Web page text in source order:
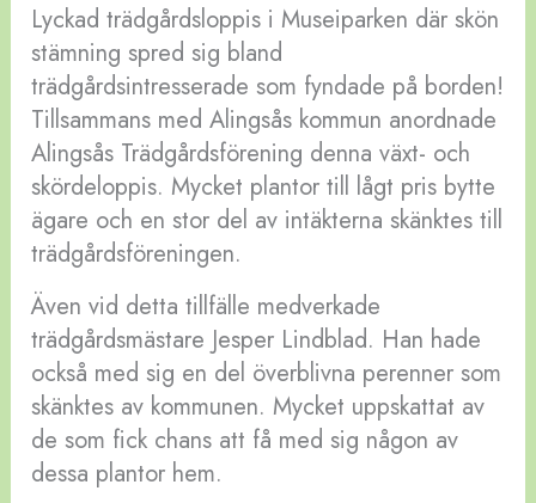
Lyckad trädgårdsloppis i Museiparken där skön
stämning spred sig bland
trädgårdsintresserade som fyndade på borden!
Tillsammans med Alingsås kommun anordnade
Alingsås Trädgårdsförening denna växt- och
skördeloppis. Mycket plantor till lågt pris bytte
ägare och en stor del av intäkterna skänktes till
trädgårdsföreningen.
Även vid detta tillfälle medverkade
trädgårdsmästare Jesper Lindblad. Han hade
också med sig en del överblivna perenner som
skänktes av kommunen. Mycket uppskattat av
de som fick chans att få med sig någon av
dessa plantor hem.